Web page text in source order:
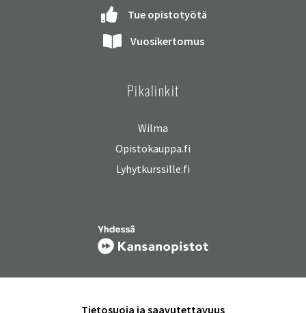
Tue opistotyötä
Vuosikertomus
Pikalinkit
Wilma
Opistokauppa.fi
Lyhytkurssille.fi
Tietosuoja ja saavutettavuus